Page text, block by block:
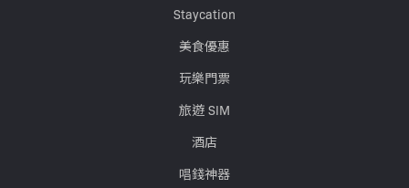
Staycation
美食優惠
玩樂門票
旅遊 SIM
酒店
唱錢神器